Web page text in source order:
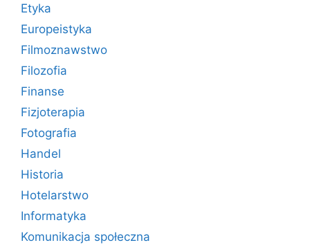
Etyka
Europeistyka
Filmoznawstwo
Filozofia
Finanse
Fizjoterapia
Fotografia
Handel
Historia
Hotelarstwo
Informatyka
Komunikacja społeczna